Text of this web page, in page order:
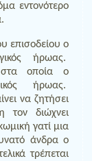
εντονότερο
επισοδείου ο
ήρωας.
οποία ο
ήρωας.
να ζητήσει
τον διώχνει
γατί μια
άνδρα ο
τρέπεται